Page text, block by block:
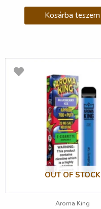
Kosárba teszem
OUT OF STOCK
Aroma King